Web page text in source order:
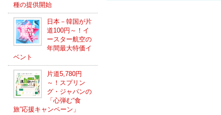
種の提供開始
日本－韓国が片
道100円～！イ
ースター航空の
年間最大特価イ
ベント
片道5,780円
～！スプリン
グ・ジャパンの
「心弾む“食
旅”応援キャンペーン」